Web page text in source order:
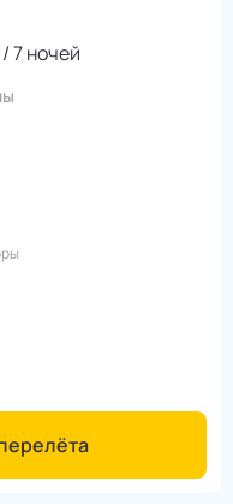
7 ночей